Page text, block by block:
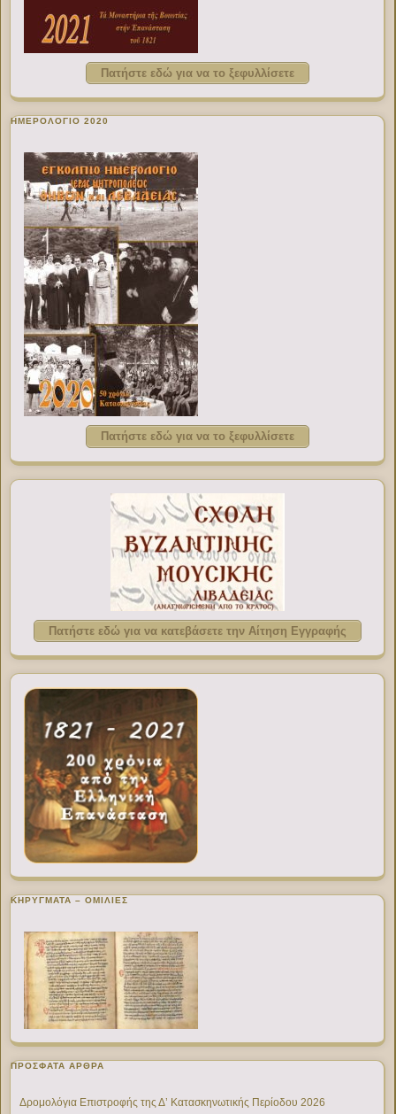
Πατήστε εδώ για να το ξεφυλλίσετε
ΗΜΕΡΟΛΟΓΙΟ 2020
Πατήστε εδώ για να το ξεφυλλίσετε
Πατήστε εδώ για να κατεβάσετε την Αίτηση Εγγραφής
ΚΗΡΥΓΜΑΤΑ – ΟΜΙΛΙΕΣ
ΠΡΌΣΦΑΤΑ ΆΡΘΡΑ
Δρομολόγια Επιστροφής της Δ’ Κατασκηνωτικής Περίοδου 2026